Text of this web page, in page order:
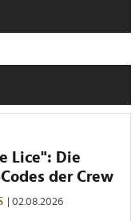
Lice": Die
der Crew
| 02.08.2026